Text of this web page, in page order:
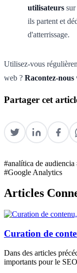
utilisateurs
ils partent et
d'atterrissage.
Utilisez-vous
web ? Racontez-nous
Partager cet
#analítica de audiencia
#Google Analytics
Articles
Curation de
Dans des articles
importants pour le